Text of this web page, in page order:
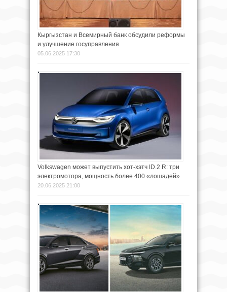
Кыргызстан и Всемирный банк обсудили реформы
и улучшение госуправления
05.06.2025 17:30
Volkswagen может выпустить хот-хэтч ID.2 R: три
электромотора, мощность более 400 «лошадей»
20.06.2025 21:00